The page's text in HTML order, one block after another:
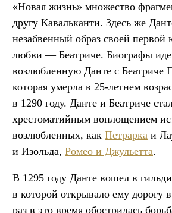
«Новая жизнь» множество
другу Кавальканти. Здесь же
незабвенный образ своей первой
любви — Беатриче. Биографы
возлюбленную Данте с Беатриче
которая умерла в 25-летнем
в 1290 году. Данте и Беатриче
хрестоматийным воплощением
возлюбленных, как Петрарка и
и Изольда, Ромео и Джульетта.
В 1295 году Данте вошел в
в которой открывало ему дорогу
раз в это время обострилась